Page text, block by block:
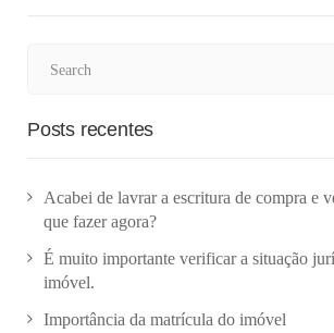
Posts recentes
Acabei de lavrar a escritura de compra e
que fazer agora?
É muito importante verificar a situação
imóvel.
Importância da matrícula do imóvel